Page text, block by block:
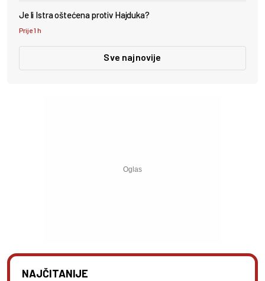
Je li Istra oštećena protiv Hajduka?
Prije 1 h
Sve najnovije
NAJČITANIJE